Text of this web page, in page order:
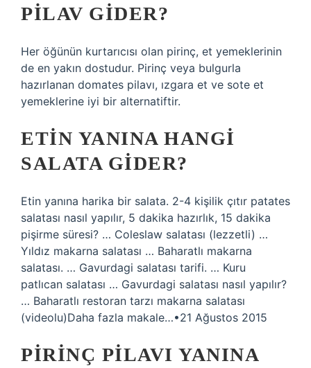
PILAV GIDER?
Her öğünün kurtarıcısı olan pirinç, et yemeklerinin
de en yakın dostudur. Pirinç veya bulgurla
hazırlanan domates pilavı, ızgara et ve sote et
yemeklerine iyi bir alternatiftir.
ETIN YANINA HANGI
SALATA GIDER?
Etin yanına harika bir salata. 2-4 kişilik çıtır patates
salatası nasıl yapılır, 5 dakika hazırlık, 15 dakika
pişirme süresi? … Coleslaw salatası (lezzetli) …
Yıldız makarna salatası … Baharatlı makarna
salatası. … Gavurdagi salatası tarifi. … Kuru
patlıcan salatası … Gavurdagi salatası nasıl yapılır?
… Baharatlı restoran tarzı makarna salatası
(videolu)Daha fazla makale…•21 Ağustos 2015
PIRINÇ PILAVI YANINA